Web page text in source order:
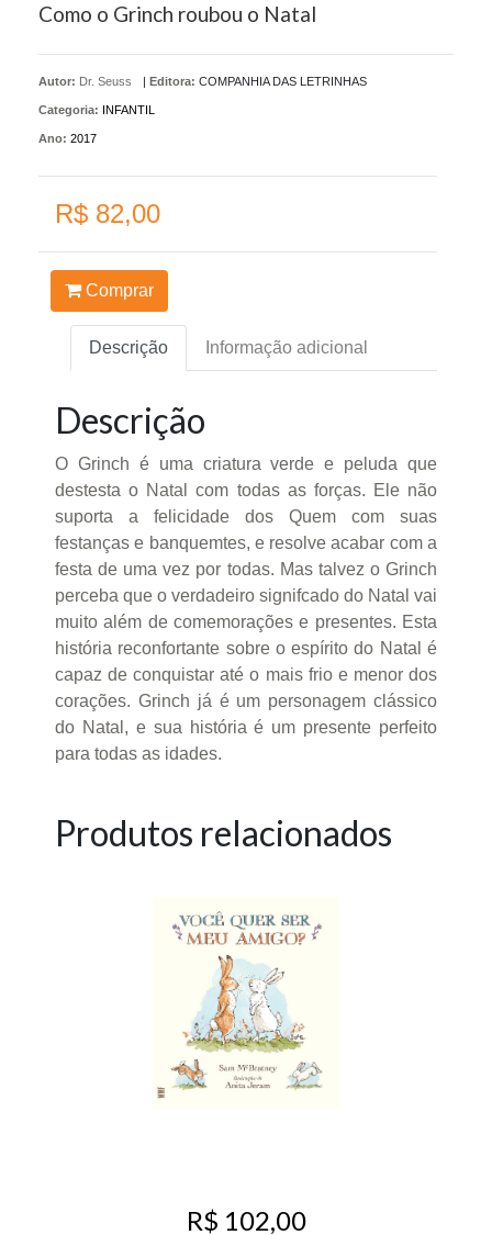
Como o Grinch roubou o Natal
Autor: Dr. Seuss Editora: COMPANHIA DAS LETRINHAS
Categoria: INFANTIL
Ano: 2017
R$ 82,00
Comprar
Descrição Informação adicional
Descrição
O Grinch é uma criatura verde e peluda que
destesta o Natal com todas as forças. Ele não
suporta a felicidade dos Quem com suas
festanças e banquemtes, e resolve acabar com a
festa de uma vez por todas. Mas talvez o Grinch
perceba que o verdadeiro signifcado do Natal vai
muito além de comemorações e presentes. Esta
história reconfortante sobre o espírito do Natal é
capaz de conquistar até o mais frio e menor dos
corações. Grinch já é um personagem clássico
do Natal, e sua história é um presente perfeito
para todas as idades.
Produtos relacionados
R$ 102,00